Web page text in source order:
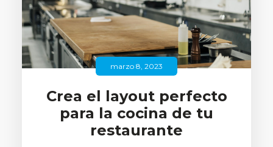
marzo 8, 2023
Crea el layout perfecto
para la cocina de tu
restaurante